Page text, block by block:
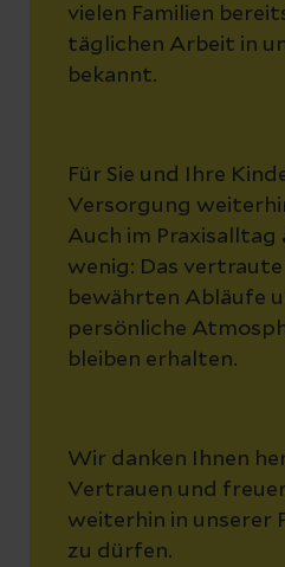
vielen Familien
täglichen Arbeit in
bekannt.
Für Sie und Ihre
Versorgung
Auch im Praxisalltag
wenig: Das vertraute
bewährten Abläufe
persönliche
bleiben erhalten.
Wir danken Ihnen
Vertrauen und
weiterhin in unserer
zu dürfen.